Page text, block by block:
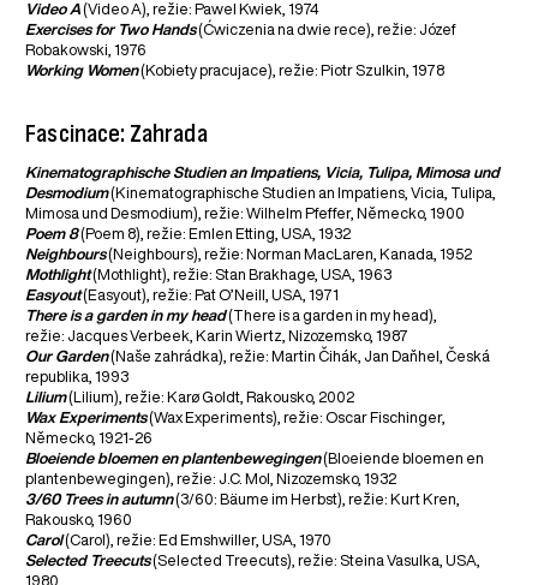
Video A(Video A), režie: Pawel Kwiek, 1974
Exercises for Two Hands(Ćwiczenia na dwie rece), režie: Józef
Robakowski, 1976
Working Women(Kobiety pracujace), režie: Piotr Szulkin, 1978
Fascinace: Zahrada
Kinematographische Studien an Impatiens, Vicia, Tulipa, Mimosa und
Desmodium(Kinematographische Studien an Impatiens, Vicia, Tulipa,
Mimosa und Desmodium), režie: Wilhelm Pfeffer, Německo, 1900
Poem 8(Poem 8), režie: Emlen Etting, USA, 1932
Neighbours(Neighbours), režie: Norman MacLaren, Kanada, 1952
Mothlight(Mothlight), režie: Stan Brakhage, USA, 1963
Easyout(Easyout), režie: Pat O’Neill, USA, 1971
There is a garden in my head(There is a garden in my head),
režie: Jacques Verbeek, Karin Wiertz, Nizozemsko, 1987
Our Garden(Naše zahrádka), režie: Martin Čihák, Jan Daňhel, Česká
republika, 1993
Lilium(Lilium), režie: Karø Goldt, Rakousko, 2002
Wax Experiments(Wax Experiments), režie: Oscar Fischinger,
Německo, 1921-26
Bloeiende bloemen en plantenbewegingen(Bloeiende bloemen en
plantenbewegingen), režie: J.C. Mol, Nizozemsko, 1932
3/60 Trees in autumn(3/60: Bäume im Herbst), režie: Kurt Kren,
Rakousko, 1960
Carol(Carol), režie: Ed Emshwiller, USA, 1970
Selected Treecuts(Selected Treecuts), režie: Steina Vasulka, USA,
1980